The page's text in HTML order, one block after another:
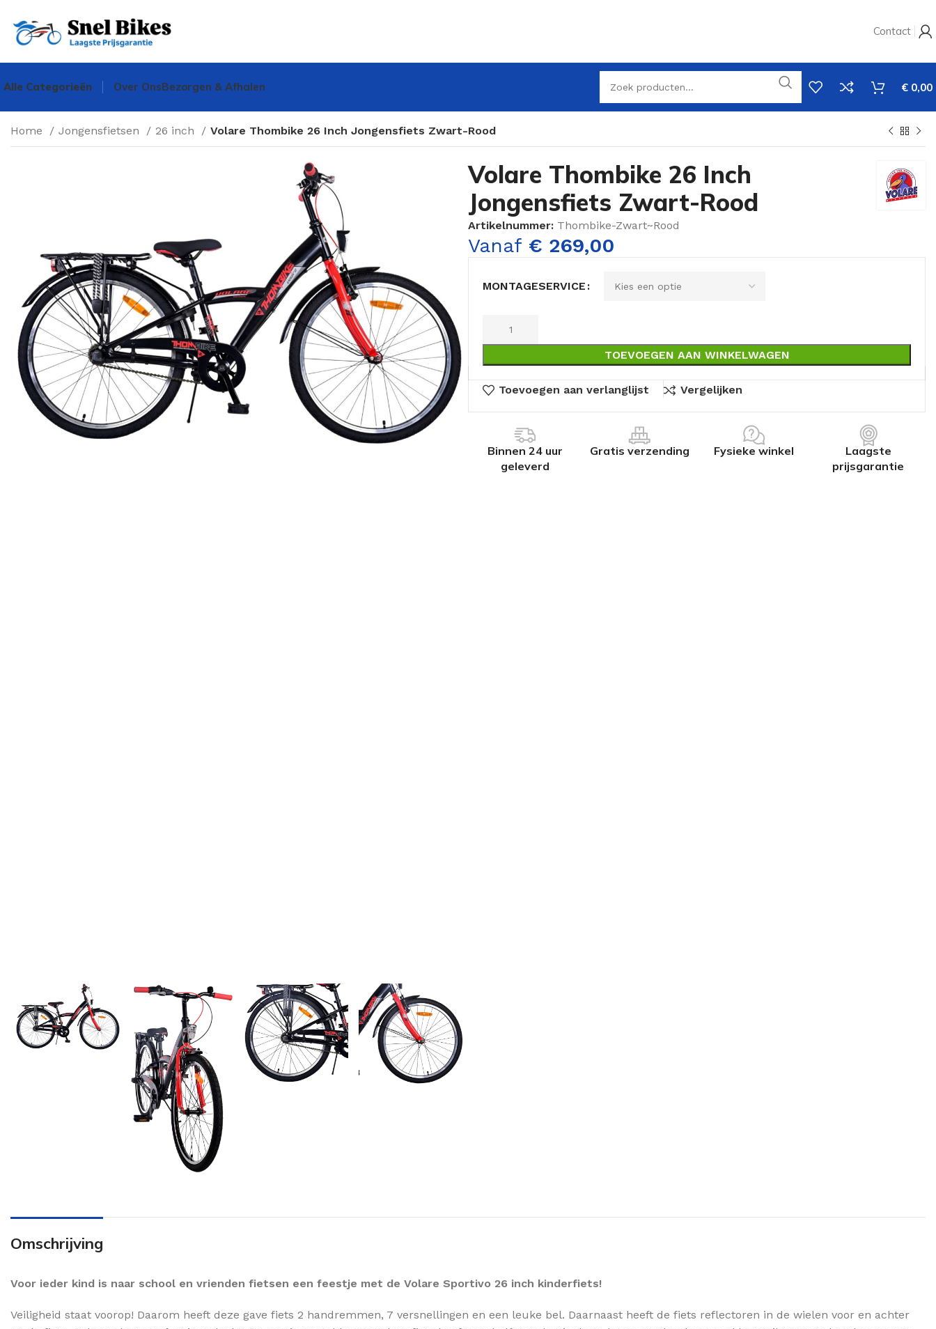
Contact
Alle Categorieën Over OnsBezorgen & Afhalen € 0,00
Home Jongensfietsen 26 inch Volare Thombike 26 Inch Jongensfiets Zwart-Rood
Volare Thombike 26 Inch
Jongensfiets Zwart-Rood
Artikelnummer: Thombike-Zwart~Rood
Vanaf € 269,00
MONTAGESERVICE
TOEVOEGEN AAN WINKELWAGEN
Toevoegen aan verlanglijst Vergelijken
Binnen 24 uur
geleverd
Gratis verzending Fysieke winkel
Laagste
prijsgarantie
Omschrijving
Voor ieder kind is naar school en vrienden fietsen een feestje met de Volare Sportivo 26 inch kinderfiets!
Veiligheid staat voorop! Daarom heeft deze gave fiets 2 handremmen, 7 versnellingen en een leuke bel. Daarnaast heeft de fiets reflectoren in de wielen voor en achter